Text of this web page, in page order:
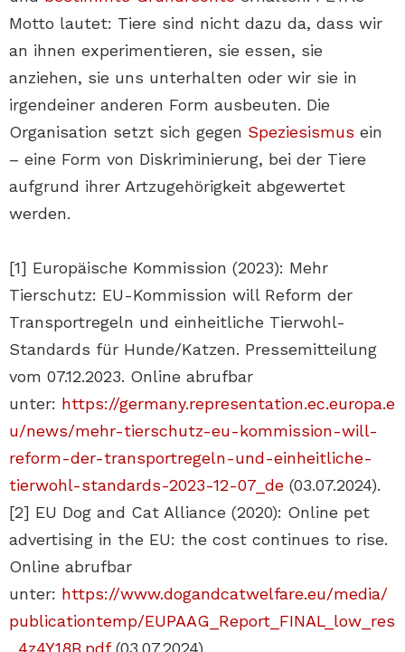
Motto lautet: Tiere sind nicht dazu da, dass wir
an ihnen experimentieren, sie essen, sie
anziehen, sie uns unterhalten oder wir sie in
irgendeiner anderen Form ausbeuten. Die
Organisation setzt sich gegen Speziesismus ein
– eine Form von Diskriminierung, bei der Tiere
aufgrund ihrer Artzugehörigkeit abgewertet
werden.
[1] Europäische Kommission (2023): Mehr
Tierschutz: EU-Kommission will Reform der
Transportregeln und einheitliche Tierwohl-
Standards für Hunde/Katzen. Pressemitteilung
vom 07.12.2023. Online abrufbar
unter: https://germany.representation.ec.europa.e
u/news/mehr-tierschutz-eu-kommission-will-
reform-der-transportregeln-und-einheitliche-
tierwohl-standards-2023-12-07_de (03.07.2024).
[2] EU Dog and Cat Alliance (2020): Online pet
advertising in the EU: the cost continues to rise.
Online abrufbar
unter: https://www.dogandcatwelfare.eu/media/
publicationtemp/EUPAAG_Report_FINAL_low_res
_4z4Y18B.pdf(03.07.2024).